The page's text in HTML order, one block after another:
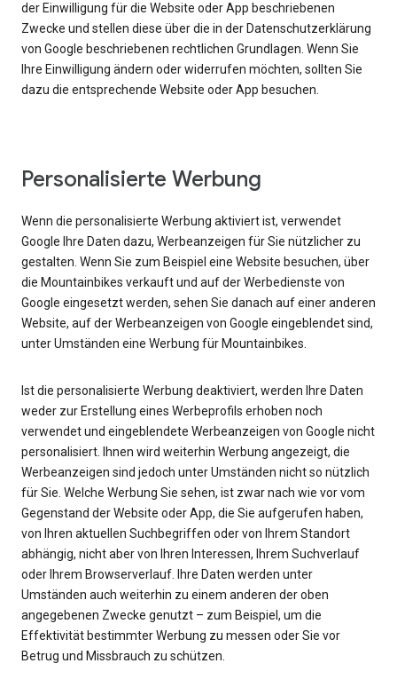
der Einwilligung für die Website oder App beschriebenen
Zwecke und stellen diese über die in der Datenschutzerklärung
von Google beschriebenen rechtlichen Grundlagen. Wenn Sie
Ihre Einwilligung ändern oder widerrufen möchten, sollten Sie
dazu die entsprechende Website oder App besuchen.
Personalisierte Werbung
Wenn die personalisierte Werbung aktiviert ist, verwendet
Google Ihre Daten dazu, Werbeanzeigen für Sie nützlicher zu
gestalten. Wenn Sie zum Beispiel eine Website besuchen, über
die Mountainbikes verkauft und auf der Werbedienste von
Google eingesetzt werden, sehen Sie danach auf einer anderen
Website, auf der Werbeanzeigen von Google eingeblendet sind,
unter Umständen eine Werbung für Mountainbikes.
Ist die personalisierte Werbung deaktiviert, werden Ihre Daten
weder zur Erstellung eines Werbeprofils erhoben noch
verwendet und eingeblendete Werbeanzeigen von Google nicht
personalisiert. Ihnen wird weiterhin Werbung angezeigt, die
Werbeanzeigen sind jedoch unter Umständen nicht so nützlich
für Sie. Welche Werbung Sie sehen, ist zwar nach wie vor vom
Gegenstand der Website oder App, die Sie aufgerufen haben,
von Ihren aktuellen Suchbegriffen oder von Ihrem Standort
abhängig, nicht aber von Ihren Interessen, Ihrem Suchverlauf
oder Ihrem Browserverlauf. Ihre Daten werden unter
Umständen auch weiterhin zu einem anderen der oben
angegebenen Zwecke genutzt – zum Beispiel, um die
Effektivität bestimmter Werbung zu messen oder Sie vor
Betrug und Missbrauch zu schützen.